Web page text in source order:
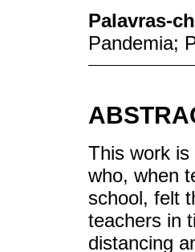
Palavras-
Pandemia;
This work is
who, when
school, felt
teachers in
distancing